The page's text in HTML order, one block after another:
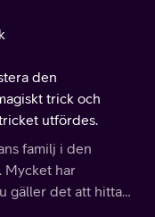
den
trick och
utfördes.
familj i den
Mycket har
gäller det att hitta